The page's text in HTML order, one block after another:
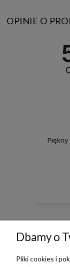
OPINIE O
Dbamy o
Pliki cookies i